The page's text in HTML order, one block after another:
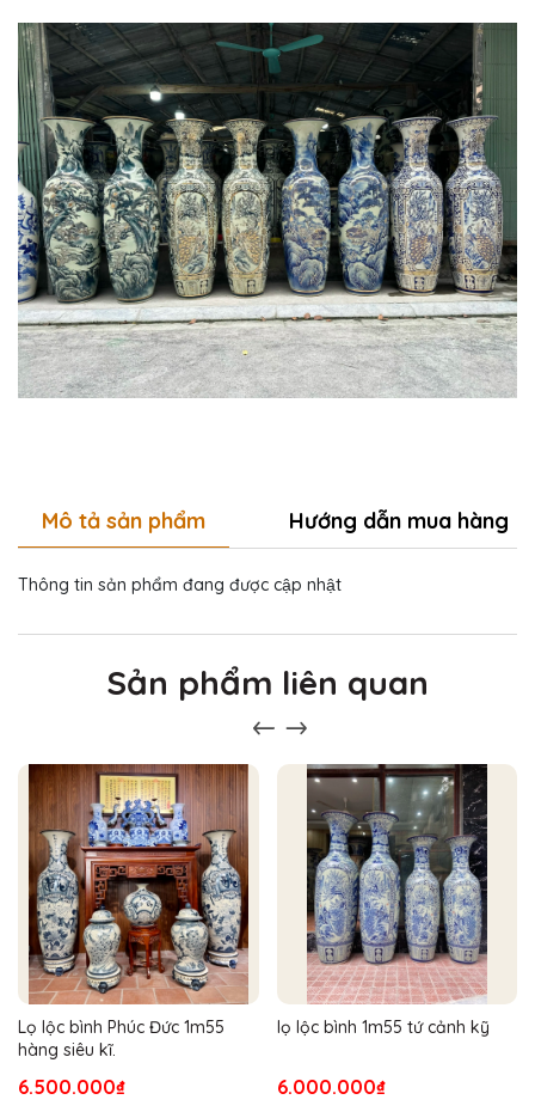
Mô tả sản phẩm Hướng dẫn mua hàng
Thông tin sản phẩm đang được cập nhật
Sản phẩm liên quan
Lọ lộc bình Phúc Đức 1m55
hàng siêu kĩ.
6.500.000₫
lọ lộc bình 1m55 tứ cảnh kỹ
6.000.000₫